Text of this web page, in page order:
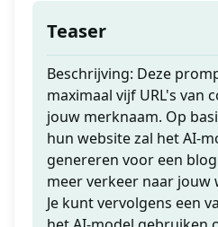
Teaser
Beschrijving: Deze
maximaal vijf URL's van
jouw merknaam. Op
hun website zal het AI-
genereren voor een
meer verkeer naar jouw
Je kunt vervolgens een